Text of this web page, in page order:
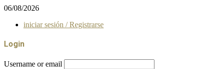
06/08/2026
iniciar sesión / Registrarse
Login
Username or email